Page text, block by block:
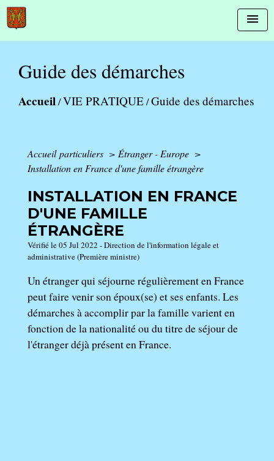
menu
Guide des démarches
Accueil/VIE PRATIQUE/Guide des démarches
Accueil particuliers > Étranger - Europe >
Installation en France d'une famille étrangère
INSTALLATION EN FRANCE
D'UNE FAMILLE
ÉTRANGÈRE
Vérifié le 05 Jul 2022 - Direction de l'information légale et
administrative (Première ministre)
Un étranger qui séjourne régulièrement en France
peut faire venir son époux(se) et ses enfants. Les
démarches à accomplir par la famille varient en
fonction de la nationalité ou du titre de séjour de
l'étranger déjà présent en France.